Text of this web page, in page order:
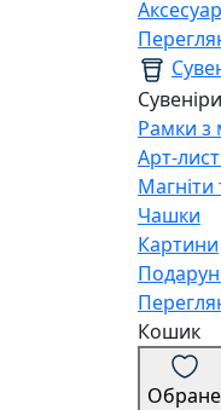
Рамки з
Арт-
Магніти
Чашки
Картини
Кошик
Обране